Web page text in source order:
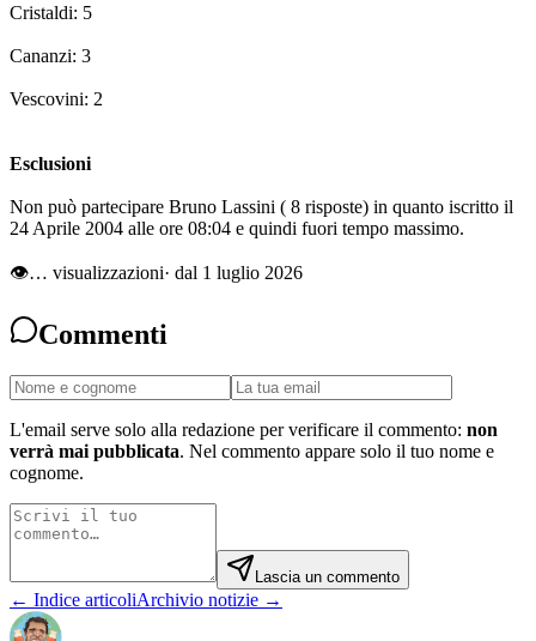
Cristaldi: 5
Cananzi: 3
Vescovini: 2
Esclusioni
Non può partecipare Bruno Lassini ( 8 risposte) in quanto iscritto il
24 Aprile 2004 alle ore 08:04 e quindi fuori tempo massimo.
👁… visualizzazioni· dal 1 luglio 2026
Commenti
L'email serve solo alla redazione per verificare il commento: non
verrà mai pubblicata. Nel commento appare solo il tuo nome e
cognome.
Lascia un commento
← Indice articoliArchivio notizie →